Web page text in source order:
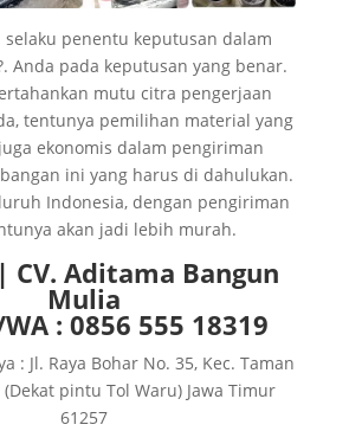
selaku penentu keputusan dalam
Anda pada keputusan yang benar.
mutu citra pengerjaan
tentunya pemilihan material yang
ekonomis dalam pengiriman
ini yang harus di dahulukan.
Indonesia, dengan pengiriman
akan jadi lebih murah.
CV. Aditama Bangun
Mulia
: 0856 555 18319
: Jl. Raya Bohar No. 35, Kec. Taman
(Dekat pintu Tol Waru) Jawa Timur
61257